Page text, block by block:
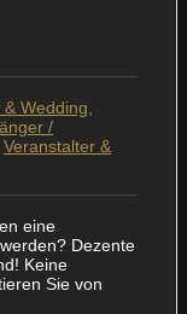
& Wedding
/
Veranstalter &
eine
Dezente
Keine
Sie von